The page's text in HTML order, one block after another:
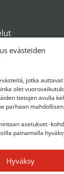
evästeiden
jotka
olet
tietojen avulla
parhaan
asetukset -
painamalla
Hyväksy